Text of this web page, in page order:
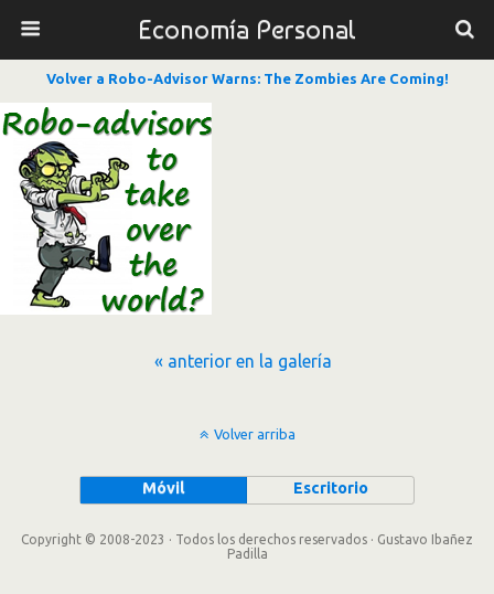
Economía Personal
Volver a Robo-Advisor Warns: The Zombies Are Coming!
« anterior en la galería
Volver arriba
Móvil Escritorio
Copyright © 2008-2023 · Todos los derechos reservados · Gustavo Ibañez
Padilla